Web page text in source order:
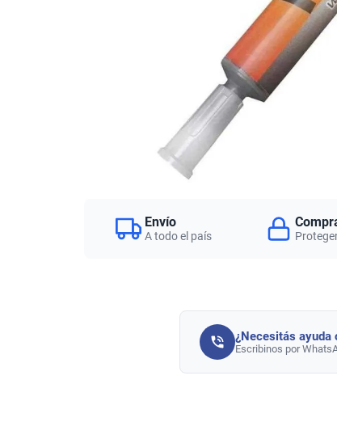
Envío
A todo el país
¿Necesitás ayuda
Escribinos por